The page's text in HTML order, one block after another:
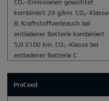
CO₂-Emissionen gewichtet
kombiniert 29 g/km. CO₂-Klasse
B. Kraftstoffverbrauch bei
entladener Batterie kombiniert
5,0 l/100 km. CO₂-Klasse bei
entladener Batterie C.
ProCeed